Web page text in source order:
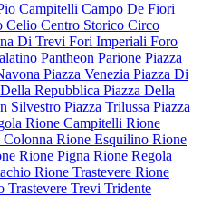
Campitelli Campo De Fiori
Celio Centro Storico Circo
Di Trevi Fori Imperiali Foro
Pantheon Parione Piazza
Piazza Venezia Piazza Di
Repubblica Piazza Della
Silvestro Piazza Trilussa Piazza
Rione Campitelli Rione
Colonna Rione Esquilino Rione
Rione Pigna Rione Regola
Rione Trastevere Rione
Trastevere Trevi Tridente